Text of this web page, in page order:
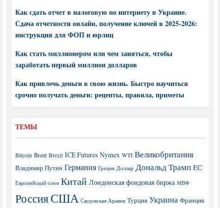
Как сдать отчет в налоговую по интернету в Украине.
Сдача отчетности онлайн, получение ключей в 2025-2026:
инструкция для ФОП и юрлиц
Как стать миллионером или чем заняться, чтобы
заработать первый миллион долларов
Как привлечь деньги в свою жизнь. Быстро научиться
срочно получать деньги: рецепты, правила, приметы
ТЕМЫ
Bitcoin Brent Brexit ICE Futures Nymex WTI Великобритания
Владимир Путин Германия Греция Доллар Дональд Трамп ЕС
Европейский союз Китай Лондонская фондовая биржа МВФ
РоссияСША Саудовская Аравия Турция Украина Франция